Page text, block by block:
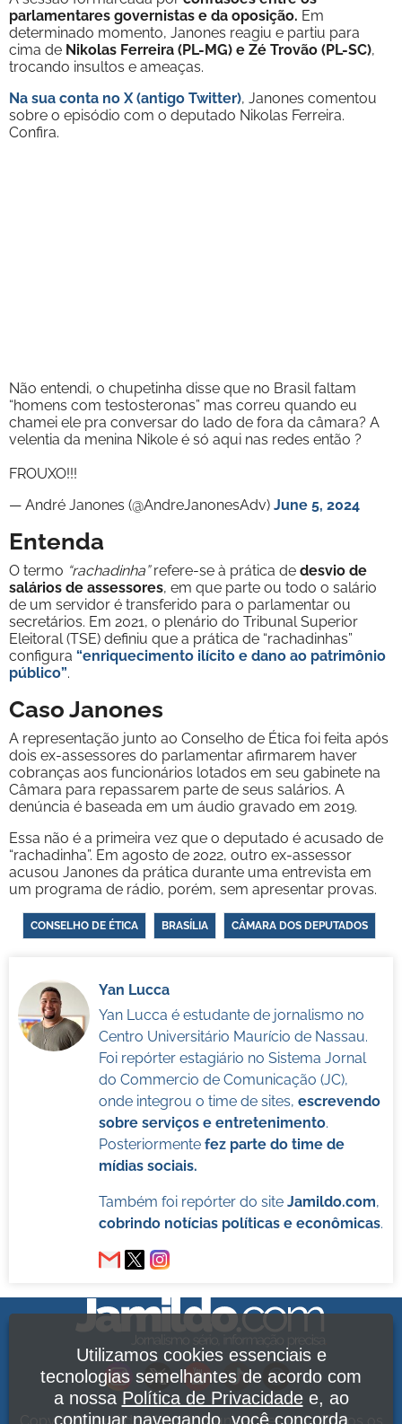
parlamentares governistas e da oposição. Em
determinado momento, Janones reagiu e partiu para
cima de Nikolas Ferreira (PL-MG) e Zé Trovão (PL-SC),
trocando insultos e ameaças.
Na sua conta no X (antigo Twitter), Janones comentou
sobre o episódio com o deputado Nikolas Ferreira.
Confira.
Não entendi, o chupetinha disse que no Brasil faltam
“homens com testosteronas” mas correu quando eu
chamei ele pra conversar do lado de fora da câmara? A
velentia da menina Nikole é só aqui nas redes então ?
FROUXO!!!
— André Janones (@AndreJanonesAdv) June 5, 2024
Entenda
O termo “rachadinha”refere-se à prática de desvio de
salários de assessores, em que parte ou todo o salário
de um servidor é transferido para o parlamentar ou
secretários. Em 2021, o plenário do Tribunal Superior
Eleitoral (TSE) definiu que a prática de “rachadinhas”
configura “enriquecimento ilícito e dano ao patrimônio
público”.
Caso Janones
A representação junto ao Conselho de Ética foi feita após
dois ex-assessores do parlamentar afirmarem haver
cobranças aos funcionários lotados em seu gabinete na
Câmara para repassarem parte de seus salários. A
denúncia é baseada em um áudio gravado em 2019.
Essa não é a primeira vez que o deputado é acusado de
“rachadinha”. Em agosto de 2022, outro ex-assessor
acusou Janones da prática durante uma entrevista em
um programa de rádio, porém, sem apresentar provas.
CONSELHO DE ÉTICA BRASÍLIA CÂMARA DOS DEPUTADOS
Yan Lucca
Yan Lucca é estudante de jornalismo no
Centro Universitário Maurício de Nassau.
Foi repórter estagiário no Sistema Jornal
do Commercio de Comunicação (JC),
onde integrou o time de sites, escrevendo
sobre serviços e entretenimento.
Posteriormente fez parte do time de
mídias sociais.
Também foi repórter do site Jamildo.com,
cobrindo notícias políticas e econômicas.
Utilizamos cookies essenciais e
tecnologias semelhantes de acordo com
a nossa Política de Privacidadee, ao
continuar navegando, você concorda